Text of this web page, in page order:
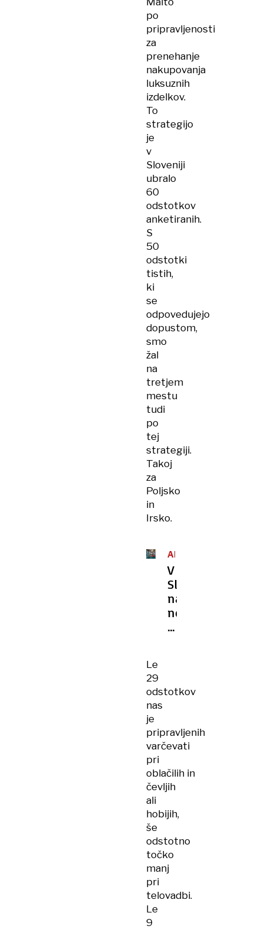
po
pripravljenosti
za
prenehanje
nakupovanja
luksuznih
izdelkov.
To
strategijo
je
v
Sloveniji
ubralo
60
odstotkov
anketiranih.
S
50
odstotki
tistih,
ki
se
odpovedujejo
dopustom,
smo
žal
na
tretjem
mestu
tudi
po
tej
strategiji.
Takoj
za
Poljsko
in
Irsko.
ANALIZA
V
Sloveniji
najnižje
neto
plače
Le
29
odstotkov
nas
je
pripravljenih
varčevati
pri
oblačilih in
čevljih
ali
hobijih,
še
odstotno
točko
manj
pri
telovadbi.
Le
9